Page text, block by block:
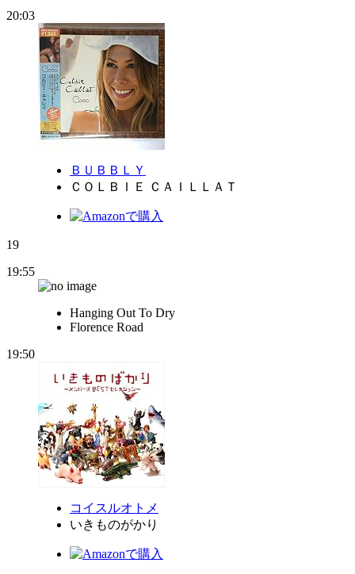
20:03
ＢＵＢＢＬＹ
ＣＯＬＢＩＥ ＣＡＩＬＬＡＴ
19
19:55
Hanging Out To Dry
Florence Road
19:50
コイスルオトメ
いきものがかり